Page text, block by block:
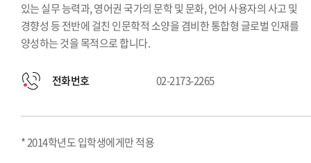
있는 실무 능력과, 영어권 국가의 문학 및 문화, 언어 사용자의 사고 및
경향성 등 전반에 걸친 인문학적 소양을 겸비한 통합형 글로벌 인재를
양성하는 것을 목적으로 합니다.
전화번호 02-2173-2265
* 2014학년도 입학생에게만 적용